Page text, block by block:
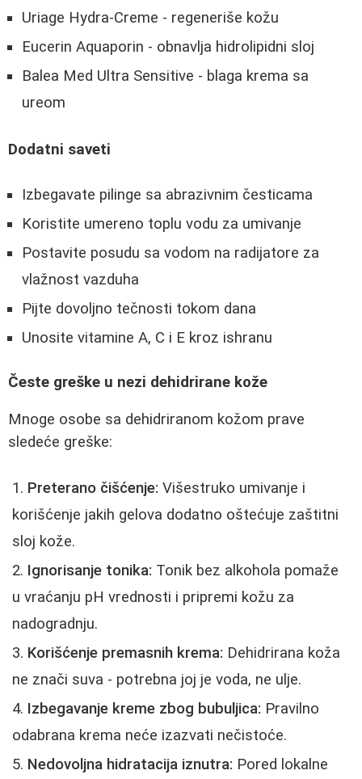
Uriage Hydra-Creme - regeneriše kožu
Eucerin Aquaporin - obnavlja hidrolipidni sloj
Balea Med Ultra Sensitive - blaga krema sa
ureom
Dodatni saveti
Izbegavate pilinge sa abrazivnim česticama
Koristite umereno toplu vodu za umivanje
Postavite posudu sa vodom na radijatore za
vlažnost vazduha
Pijte dovoljno tečnosti tokom dana
Unosite vitamine A, C i E kroz ishranu
Česte greške u nezi dehidrirane kože
Mnoge osobe sa dehidriranom kožom prave
sledeće greške:
Preterano čišćenje: Višestruko umivanje i
korišćenje jakih gelova dodatno oštećuje zaštitni
sloj kože.
Ignorisanje tonika: Tonik bez alkohola pomaže
u vraćanju pH vrednosti i pripremi kožu za
nadogradnju.
Korišćenje premasnih krema: Dehidrirana koža
ne znači suva - potrebna joj je voda, ne ulje.
Izbegavanje kreme zbog bubuljica: Pravilno
odabrana krema neće izazvati nečistoće.
Nedovoljna hidratacija iznutra: Pored lokalne